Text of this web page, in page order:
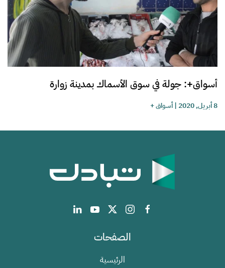
أسواق+: جولة في سوق الأسماك بمدينة زوارة
8 أبريل, 2020 |أسواق +
الصفحات
الرئيسية